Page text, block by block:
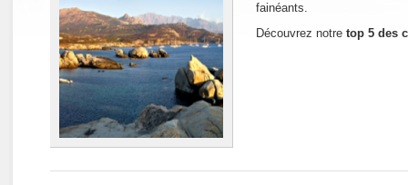
fainéants.
Découvrez notre top 5 des